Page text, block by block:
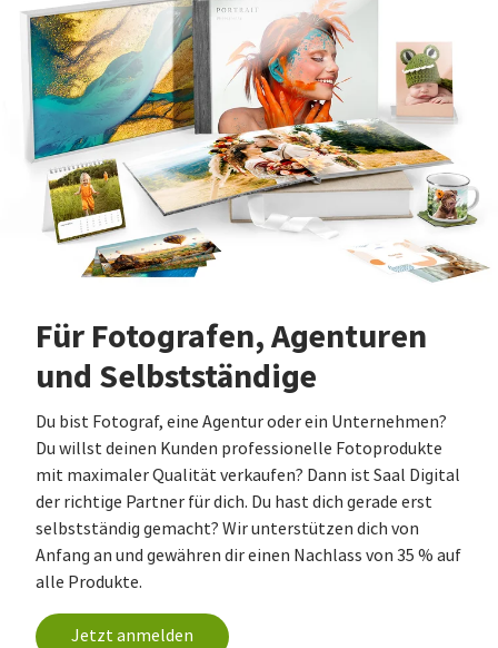
Für Fotografen, Agenturen
und Selbstständige
Du bist Fotograf, eine Agentur oder ein Unternehmen?
Du willst deinen Kunden professionelle Fotoprodukte
mit maximaler Qualität verkaufen? Dann ist Saal Digital
der richtige Partner für dich. Du hast dich gerade erst
selbstständig gemacht? Wir unterstützen dich von
Anfang an und gewähren dir einen Nachlass von 35 % auf
alle Produkte.
Jetzt anmelden